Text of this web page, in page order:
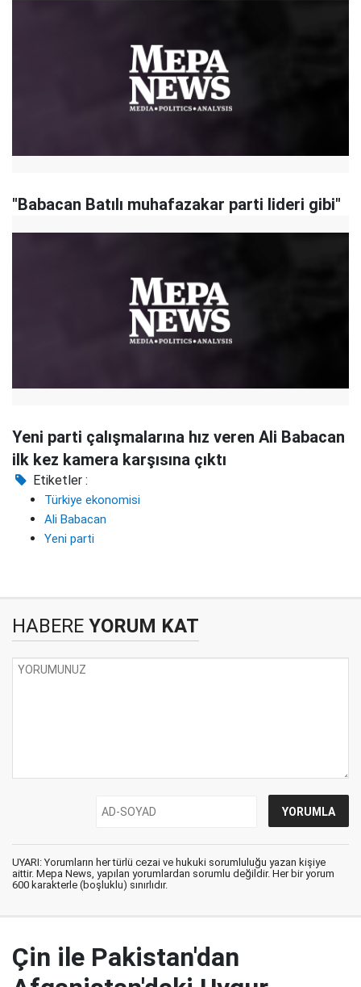
"Babacan Batılı muhafazakar parti lideri gibi"
Yeni parti çalışmalarına hız veren Ali Babacan
ilk kez kamera karşısına çıktı
Etiketler :
Türkiye ekonomisi
Ali Babacan
Yeni parti
HABERE YORUM KAT
UYARI: Yorumların her türlü cezai ve hukuki sorumluluğu yazan kişiye
aittir. Mepa News, yapılan yorumlardan sorumlu değildir. Her bir yorum
600 karakterle (boşluklu) sınırlıdır.
Çin ile Pakistan'dan